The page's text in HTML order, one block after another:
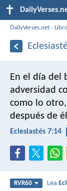
DailyVerses.net ›
En el día del
adversidad
como lo
después de
Eclesiastés 7:14
RVR60 Lea